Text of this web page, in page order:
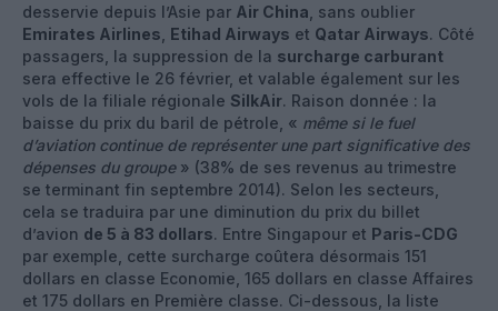
desservie depuis l’Asie par Air China , sans oublier
Emirates Airlines Etihad Airways et Qatar Airways. Côté
passagers, la suppression de la surcharge carburant
sera effective le 26 février, et valable également sur les
vols de la filiale régionale SilkAir. Raison donnée : la
baisse du prix du baril de pétrole, « même si le fuel
d’aviation continue de représenter une part significative des
dépenses du groupe» (38% de ses revenus au trimestre
se terminant fin septembre 2014). Selon les secteurs,
cela se traduira par une diminution du prix du billet
d’avion de 5 à 83 dollars. Entre Singapour et Paris-CDG
par exemple, cette surcharge coûtera désormais 151
dollars en classe Economie, 165 dollars en classe Affaires
et 175 dollars en Première classe. Ci-dessous, la liste